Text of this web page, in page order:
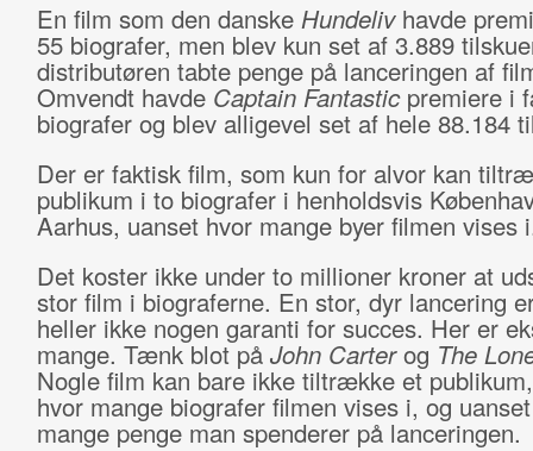
En film som den danske Hundelivhavde
55 biografer, men blev kun set af 3.889
distributøren tabte penge på lanceringen af
Omvendt havde Captain Fantastic premiere i
biografer og blev alligevel set af hele 88.184
Der er faktisk film, som kun for alvor kan
publikum i to biografer i henholdsvis
Aarhus, uanset hvor mange byer filmen vises
Det koster ikke under to millioner kroner at
stor film i biograferne. En stor, dyr lancering
heller ikke nogen garanti for succes. Her er
mange. Tænk blot på John Carterog The
Nogle film kan bare ikke tiltrække et
hvor mange biografer filmen vises i, og
mange penge man spenderer på lanceringen.